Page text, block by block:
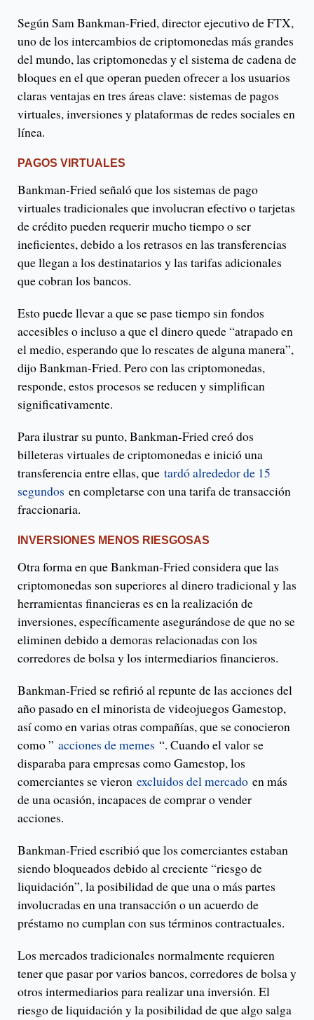
Según Sam Bankman-Fried, director ejecutivo de FTX,
uno de los intercambios de criptomonedas más grandes
del mundo, las criptomonedas y el sistema de cadena de
bloques en el que operan pueden ofrecer a los usuarios
claras ventajas en tres áreas clave: sistemas de pagos
virtuales, inversiones y plataformas de redes sociales en
línea.
PAGOS VIRTUALES
Bankman-Fried señaló que los sistemas de pago
virtuales tradicionales que involucran efectivo o tarjetas
de crédito pueden requerir mucho tiempo o ser
ineficientes, debido a los retrasos en las transferencias
que llegan a los destinatarios y las tarifas adicionales
que cobran los bancos.
Esto puede llevar a que se pase tiempo sin fondos
accesibles o incluso a que el dinero quede “atrapado en
el medio, esperando que lo rescates de alguna manera”,
dijo Bankman-Fried. Pero con las criptomonedas,
responde, estos procesos se reducen y simplifican
significativamente.
Para ilustrar su punto, Bankman-Fried creó dos
billeteras virtuales de criptomonedas e inició una
transferencia entre ellas, que tardó alrededor de 15
segundos en completarse con una tarifa de transacción
fraccionaria.
INVERSIONES MENOS RIESGOSAS
Otra forma en que Bankman-Fried considera que las
criptomonedas son superiores al dinero tradicional y las
herramientas financieras es en la realización de
inversiones, específicamente asegurándose de que no se
eliminen debido a demoras relacionadas con los
corredores de bolsa y los intermediarios financieros.
Bankman-Fried se refirió al repunte de las acciones del
año pasado en el minorista de videojuegos Gamestop,
así como en varias otras compañías, que se conocieron
como ” acciones de memes “. Cuando el valor se
disparaba para empresas como Gamestop, los
comerciantes se vieron excluidos del mercado en más
de una ocasión, incapaces de comprar o vender
acciones.
Bankman-Fried escribió que los comerciantes estaban
siendo bloqueados debido al creciente “riesgo de
liquidación”, la posibilidad de que una o más partes
involucradas en una transacción o un acuerdo de
préstamo no cumplan con sus términos contractuales.
Los mercados tradicionales normalmente requieren
tener que pasar por varios bancos, corredores de bolsa y
otros intermediarios para realizar una inversión. El
riesgo de liquidación y la posibilidad de que algo salga